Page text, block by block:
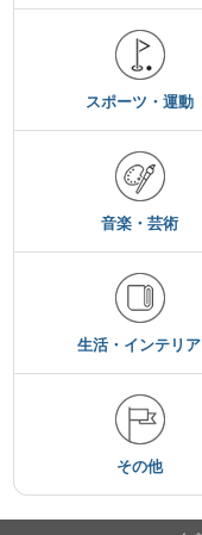
スポーツ・運動
音楽・芸術
生活・インテリア
その他